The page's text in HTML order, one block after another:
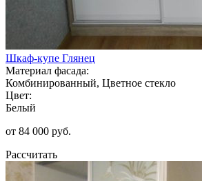
Шкаф-купе Глянец
Материал фасада:
Комбинированный, Цветное стекло
Цвет:
Белый
от 84 000 руб.
Рассчитать